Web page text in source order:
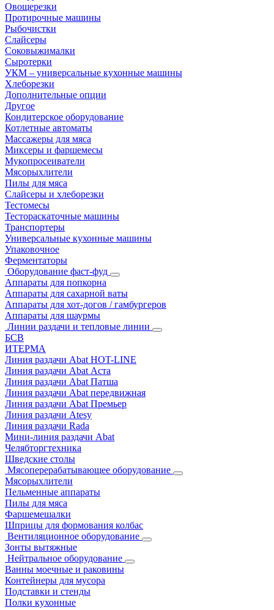
Овощерезки
Протирочные машины
Рыбочистки
Слайсеры
Соковыжималки
Сыротерки
УКМ – универсальные кухонные машины
Хлеборезки
Дополнительные опции
Другое
Кондитерское оборудование
Котлетные автоматы
Массажеры для мяса
Миксеры и фаршемесы
Мукопросеиватели
Мясорыхлители
Пилы для мяса
Слайсеры и хлеборезки
Тестомесы
Тестораскаточные машины
Транспортеры
Универсальные кухонные машины
Упаковочное
Ферментаторы
Оборудование фаст-фуд
Аппараты для попкорна
Аппараты для сахарной ваты
Аппараты для хот-догов / гамбургеров
Аппараты для шаурмы
Линии раздачи и тепловые линии
БСВ
ИТЕРМА
Линия раздачи Abat HOT-LINE
Линия раздачи Abat Аста
Линия раздачи Abat Патша
Линия раздачи Abat передвижная
Линия раздачи Abat Премьер
Линия раздачи Atesy
Линия раздачи Rada
Мини-линия раздачи Abat
Челябторгтехника
Шведские столы
Мясоперерабатывающее оборудование
Мясорыхлители
Пельменные аппараты
Пилы для мяса
Фаршемешалки
Шприцы для формования колбас
Вентиляционное оборудование
Зонты вытяжные
Нейтральное оборудование
Ванны моечные и раковины
Контейнеры для мусора
Подставки и стенды
Полки кухонные